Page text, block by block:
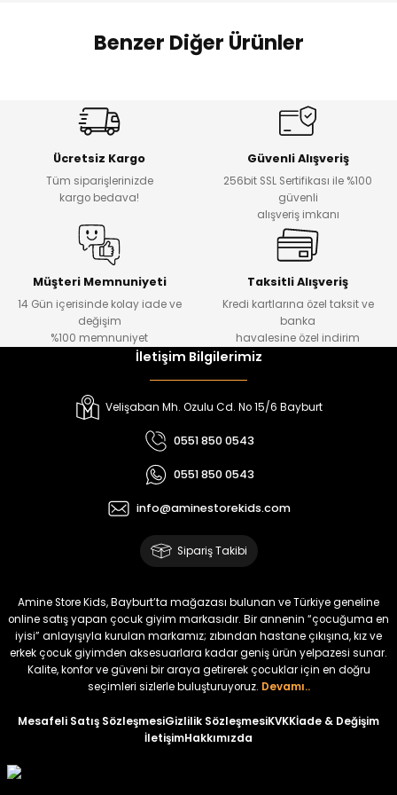
Benzer Diğer Ürünler
Dantelya Kız Çocuk Tişört
Puba Unisex Kot 3’lü Takım
Urban Kız Çocuk Süveterli Tunik Gömlek Navi Kız Çocuk Kot Pantolon
₺ 650
Melra Kız Çocuk Kot Pantolon
%15
Tivon Kız Çocuk 3’lü Takım
₺ 2.340
Koren Kız Çocuk ve Bebek Tayt
₺ 320
₺ 250
Yeni
Koren Kız Çocuk ve Bebek Tayt
₺ 320
₺ 250
%22
Koren Kız Çocuk ve Bebek Tayt
₺ 250
%22
Koren Kız Çocuk ve Bebek Tayt
₺ 320
Ücretsiz Kargo
Tüm siparişlerinizde
kargo bedava!
Güvenli Alışveriş
256bit SSL Sertifikası ile %100
güvenli
alışveriş imkanı
Müşteri Memnuniyeti
14 Gün içerisinde kolay iade ve
değişim
%100 memnuniyet
Taksitli Alışveriş
Kredi kartlarına özel taksit ve
banka
havalesine özel indirim
İletişim Bilgilerimiz
Velişaban Mh. Ozulu Cd. No 15/6 Bayburt
0551 850 0543
0551 850 0543
info@aminestorekids.com
Sipariş Takibi
Amine Store Kids, Bayburt’ta mağazası bulunan ve Türkiye geneline
online satış yapan çocuk giyim markasıdır. Bir annenin “çocuğuma en
iyisi” anlayışıyla kurulan markamız; zıbından hastane çıkışına, kız ve
erkek çocuk giyimden aksesuarlara kadar geniş ürün yelpazesi sunar.
Kalite, konfor ve güveni bir araya getirerek çocuklar için en doğru
seçimleri sizlerle buluşturuyoruz. Devamı..
Mesafeli Satış SözleşmesiGizlilik SözleşmesiKVKKİade & Değişim
İletişimHakkımızda